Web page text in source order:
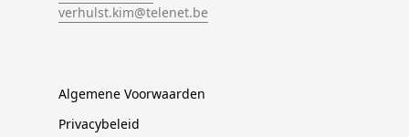
verhulst.kim@telenet.be
Algemene Voorwaarden
Privacybeleid